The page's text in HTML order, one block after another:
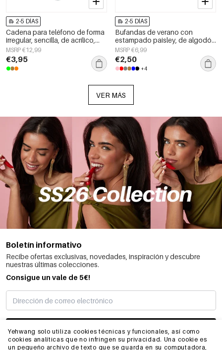
Yehwang solo utiliza cookies técnicas y funcionales, así como
cookies analíticas que no infringen su privacidad. Una cookie es
un pequeño archivo de texto que se guarda en su computadora,
2-5 DÍAS
Cadena para teléfono de forma
irregular, sencilla, de acrílico,
accesorio de uso diario.
MSRP €12,99
€3,95
2-5 DÍAS
Bufandas de verano con
estampado paisley, de algodón
clásico, accesorios para el día a
día.
MSRP €6,99
€2,50
+4
VER MÁS
Boletín informativo
Recibe ofertas exclusivas, novedades, inspiración y descubre
nuestras últimas colecciones.
Consigue un vale de 5€!
SUSCRIBIRME